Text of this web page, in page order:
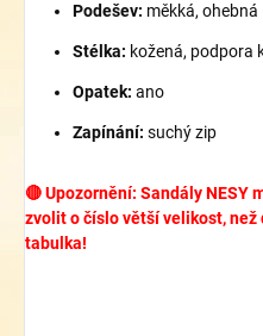
Podešev: měkká, ohebná
Stélka: kožená, podpora
Opatek: ano
Zapínání: suchý zip
🔴 Upozornění: Sandály NESY
zvolit o číslo větší velikost,
tabulka!